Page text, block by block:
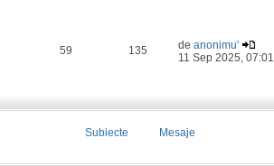
59 135 deanonimu'
11 Sep 2025, 07:01
Subiecte
Mesaje